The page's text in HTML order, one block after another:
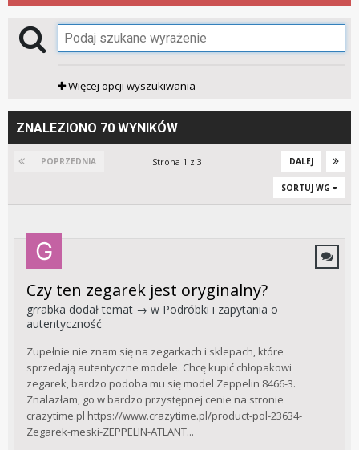
Więcej opcji wyszukiwania
ZNALEZIONO 70 WYNIKÓW
POPRZEDNIA DALEJ
Strona 1 z 3
SORTUJ WG
Czy ten zegarek jest oryginalny?
grrabka dodał temat → w Podróbki i zapytania o
autentyczność
Zupełnie nie znam się na zegarkach i sklepach, które
sprzedają autentyczne modele. Chcę kupić chłopakowi
zegarek, bardzo podoba mu się model Zeppelin 8466-3.
Znalazłam, go w bardzo przystępnej cenie na stronie
crazytime.pl https://www.crazytime.pl/product-pol-23634-
Zegarek-meski-ZEPPELIN-ATLANT...